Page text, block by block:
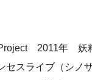
2011年 妖
セスライブ（シノ